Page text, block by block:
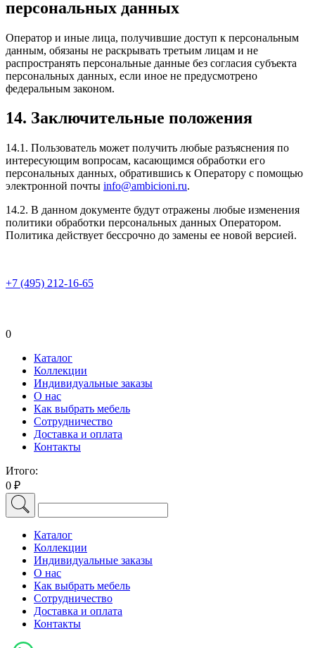
персональных данных
Оператор и иные лица, получившие доступ к персональным
данным, обязаны не раскрывать третьим лицам и не
распространять персональные данные без согласия субъекта
персональных данных, если иное не предусмотрено
федеральным законом.
14. Заключительные положения
14.1. Пользователь может получить любые разъяснения по
интересующим вопросам, касающимся обработки его
персональных данных, обратившись к Оператору с помощью
электронной почты info@ambicioni.ru.
14.2. В данном документе будут отражены любые изменения
политики обработки персональных данных Оператором.
Политика действует бессрочно до замены ее новой версией.
+7 (495) 212-16-65
0
Каталог
Коллекции
Индивидуальные заказы
О нас
Как выбрать мебель
Сотрудничество
Доставка и оплата
Контакты
Итого:
0 ₽
Каталог
Коллекции
Индивидуальные заказы
О нас
Как выбрать мебель
Сотрудничество
Доставка и оплата
Контакты